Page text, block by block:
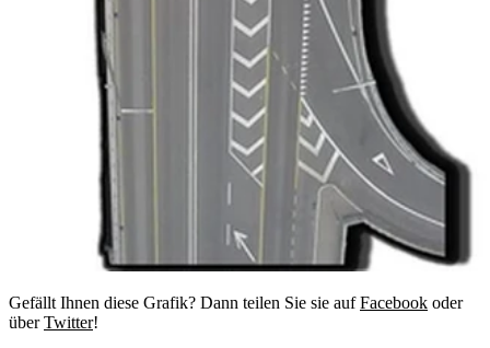
Gefällt Ihnen diese Grafik? Dann teilen Sie sie aufFacebook oder
überTwitter!